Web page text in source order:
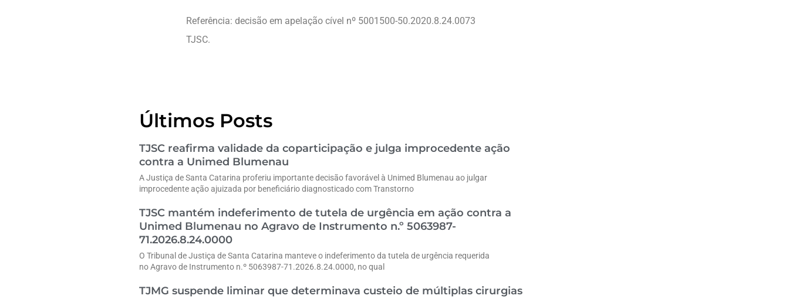
Referência: decisão em apelação cível nº 5001500-50.2020.8.24.0073
TJSC.
Últimos Posts
TJSC reafirma validade da coparticipação e julga improcedente ação
contra a Unimed Blumenau
A Justiça de Santa Catarina proferiu importante decisão favorável à Unimed Blumenau ao julgar
improcedente ação ajuizada por beneficiário diagnosticado com Transtorno
TJSC mantém indeferimento de tutela de urgência em ação contra a
Unimed Blumenau no Agravo de Instrumento n.º 5063987-
71.2026.8.24.0000
O Tribunal de Justiça de Santa Catarina manteve o indeferimento da tutela de urgência requerida
no Agravo de Instrumento n.º 5063987-71.2026.8.24.0000, no qual
TJMG suspende liminar que determinava custeio de múltiplas cirurgias